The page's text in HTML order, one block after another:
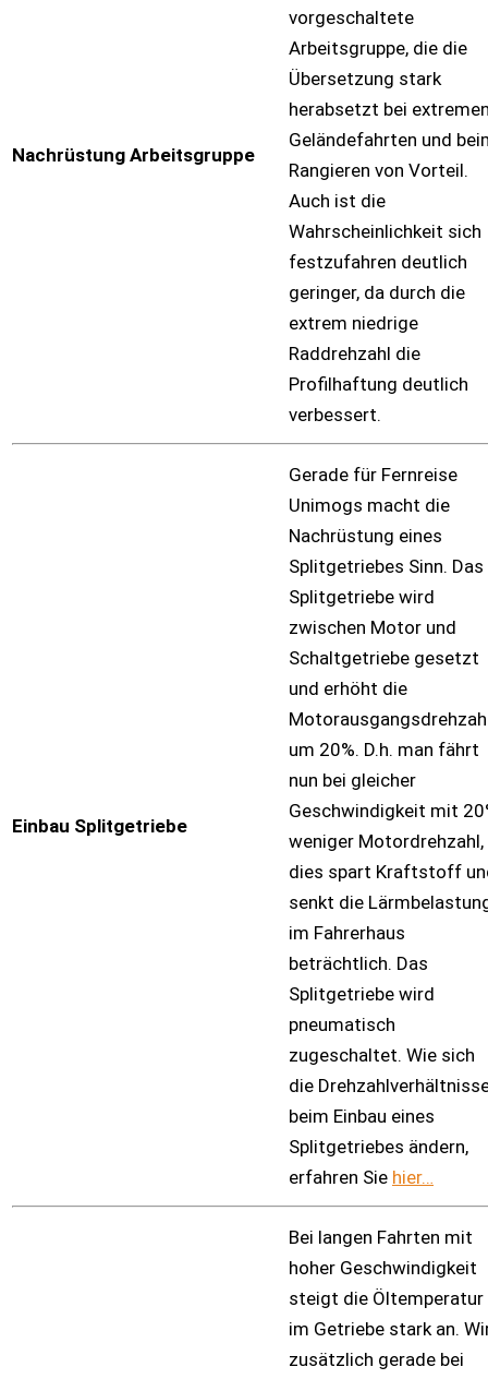
Nachrüstung Arbeitsgruppe
vorgeschaltete
Arbeitsgruppe, die die
Übersetzung stark
herabsetzt bei
Geländefahrten und
Rangieren von Vorteil.
Auch ist die
Wahrscheinlichkeit sich
festzufahren deutlich
geringer, da durch die
extrem niedrige
Raddrehzahl die
Profilhaftung deutlich
verbessert.
Einbau Splitgetriebe
Gerade für Fernreise
Unimogs macht die
Nachrüstung eines
Splitgetriebes Sinn. Das
Splitgetriebe wird
zwischen Motor und
Schaltgetriebe gesetzt
und erhöht die
um 20%. D.h. man fährt
nun bei gleicher
Geschwindigkeit mit
weniger Motordrehzahl,
dies spart Kraftstoff
senkt die
im Fahrerhaus
beträchtlich. Das
Splitgetriebe wird
pneumatisch
zugeschaltet. Wie sich
die
beim Einbau eines
Splitgetriebes ändern,
erfahren Sie hier…
Bei langen Fahrten mit
hoher Geschwindigkeit
steigt die Öltemperatur
im Getriebe stark an.
zusätzlich gerade bei